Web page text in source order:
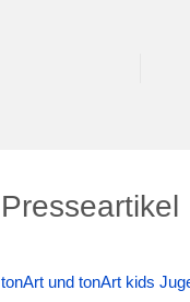
Presseartikel
tonArt und tonArt kids